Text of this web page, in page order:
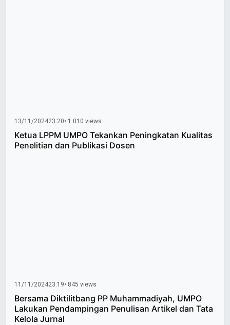
13/11/202423:20• 1.010 views
Ketua LPPM UMPO Tekankan Peningkatan Kualitas
Penelitian dan Publikasi Dosen
11/11/202423:19• 845 views
Bersama Diktilitbang PP Muhammadiyah, UMPO
Lakukan Pendampingan Penulisan Artikel dan Tata
Kelola Jurnal